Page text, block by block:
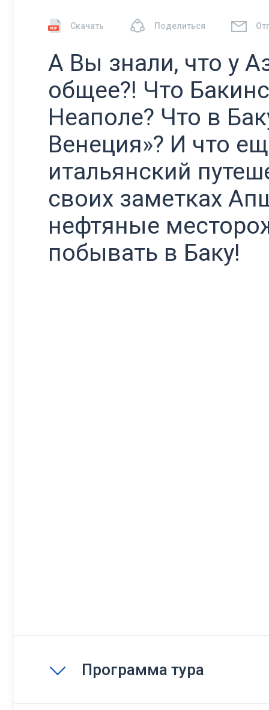
Скачать Поделиться
А Вы знали, что у
общее?! Что
Неаполе? Что в
Венеция»? И что
итальянский
своих заметках
нефтяные
побывать в Баку!
Программа тура